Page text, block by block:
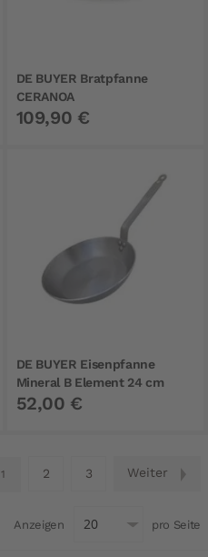
DE BUYER Bratpfanne
CERANOA
Keramikbeschichtung 32 cm
109,90 €
DE BUYER Eisenpfanne
Mineral B Element 24 cm
52,00 €
Sie lesen gerade Seite
1 Seite
2 Seite
3 Weiter
Anzeigen pro Seite